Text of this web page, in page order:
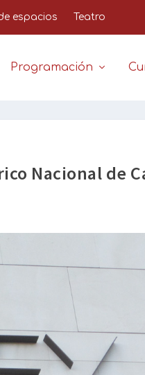
espacios Teatro
Programación
Nacional de